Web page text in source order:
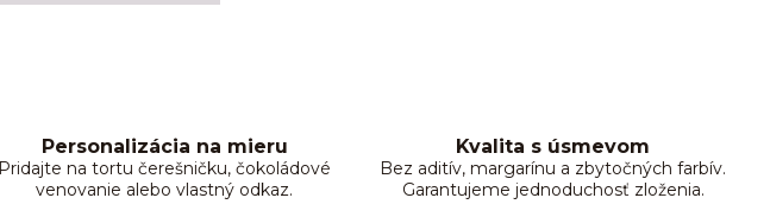
Personalizácia na mieru
Pridajte na tortu čerešničku, čokoládové
venovanie alebo vlastný odkaz.
Kvalita s úsmevom
Bez aditív, margarínu a zbytočných farbív.
Garantujeme jednoduchosť zloženia.